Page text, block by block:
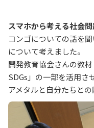
スマホから考える社会
コンゴについての話を
について考えました。
開発教育協会さんの教
SDGs」の一部を活用さ
アメタルと自分たちと